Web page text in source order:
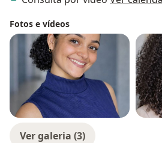
Fotos e vídeos
Ver galeria (3)